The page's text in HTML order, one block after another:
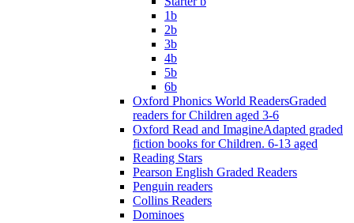
1b
2b
3b
4b
5b
6b
Oxford Phonics World ReadersGraded
readers for Children aged 3-6
Oxford Read and ImagineAdapted graded
fiction books for Children. 6-13 aged
Reading Stars
Pearson English Graded Readers
Penguin readers
Collins Readers
Dominoes